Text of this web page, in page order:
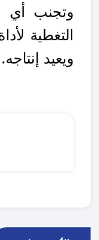
وتجنب أي
التغطية
ويعيد إنتاجه.